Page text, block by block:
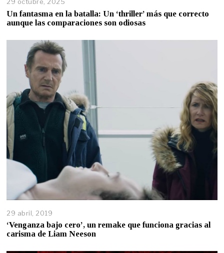
Un fantasma en la batalla: Un ‘thriller’ más que correcto
aunque las comparaciones son odiosas
29 abril, 2019
‘Venganza bajo cero’, un remake que funciona gracias al
carisma de Liam Neeson